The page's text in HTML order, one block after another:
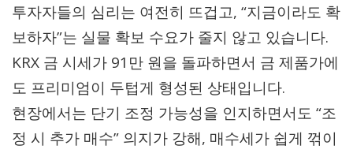
투자자들의 심리는 여전히 뜨겁고, “지금이라도 확
보하자”는 실물 확보 수요가 줄지 않고 있습니다.
KRX 금 시세가 91만 원을 돌파하면서 금 제품가에
도 프리미엄이 두텁게 형성된 상태입니다.
현장에서는 단기 조정 가능성을 인지하면서도 “조
정 시 추가 매수” 의지가 강해, 매수세가 쉽게 꺾이